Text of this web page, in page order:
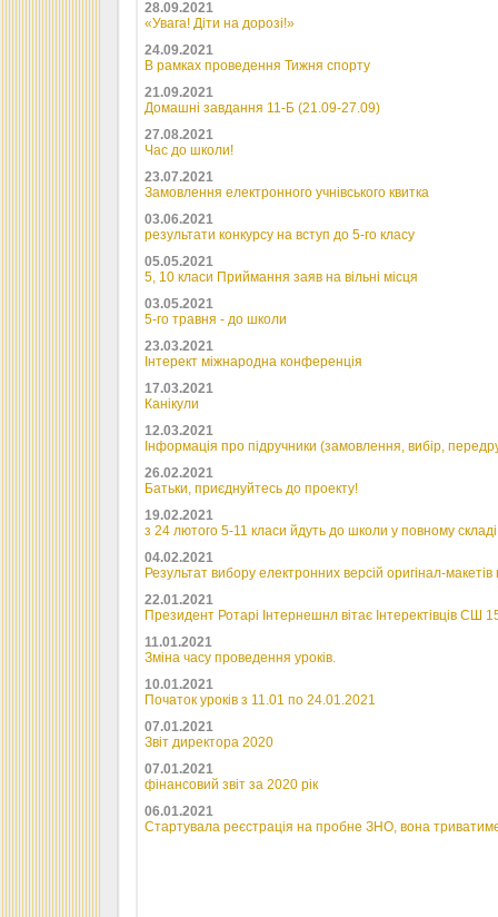
28.09.2021
«Увага! Діти на дорозі!»
24.09.2021
В рамках проведення Тижня спорту
21.09.2021
Домашні завдання 11-Б (21.09-27.09)
27.08.2021
Час до школи!
23.07.2021
Замовлення електронного учнівського квитка
03.06.2021
результати конкурсу на вступ до 5-го класу
05.05.2021
5, 10 класи Приймання заяв на вільні місця
03.05.2021
5-го травня - до школи
23.03.2021
Інтерект міжнародна конференція
17.03.2021
Канікули
12.03.2021
Інформація про підручники (замовлення, вибір,
26.02.2021
Батьки, приєднуйтесь до проекту!
19.02.2021
з 24 лютого 5-11 класи йдуть до школи у повному складі
04.02.2021
Результат вибору електронних версій оригінал-макетів
22.01.2021
Президент Ротарі Інтернешнл вітає Інтеректівців СШ
11.01.2021
Зміна часу проведення уроків.
10.01.2021
Початок уроків з 11.01 по 24.01.2021
07.01.2021
Звіт директора 2020
07.01.2021
фінансовий звіт за 2020 рік
06.01.2021
Стартувала реєстрація на пробне ЗНО, вона